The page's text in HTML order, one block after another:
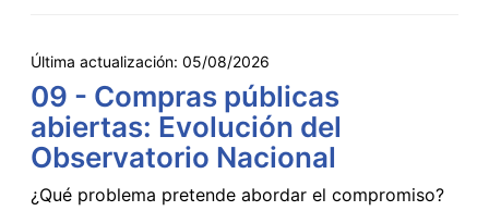
Última actualización: 05/08/2026
09 - Compras públicas
abiertas: Evolución del
Observatorio Nacional
¿Qué problema pretende abordar el compromiso?